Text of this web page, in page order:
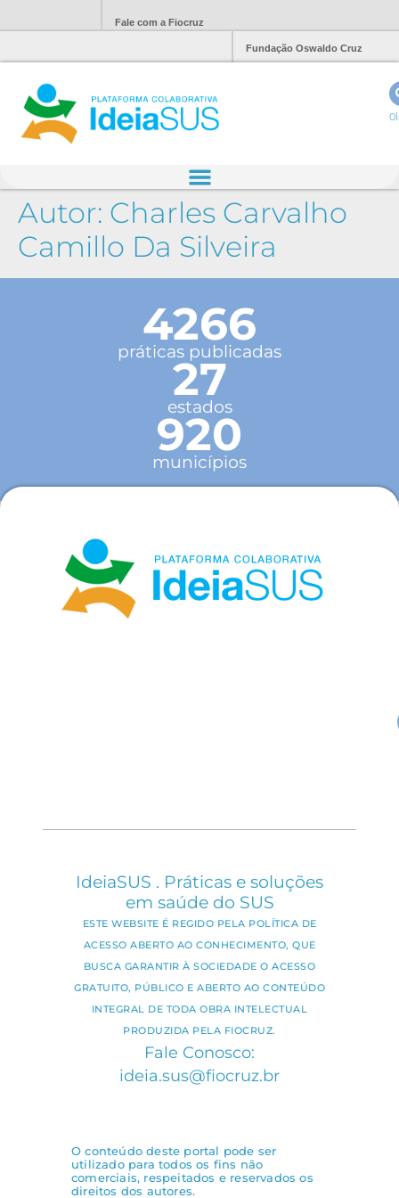
Fale com a Fiocruz
Fundação Oswaldo Cruz
Autor: Charles Carvalho
Camillo Da Silveira
4266
práticas publicadas
27
estados
920
municípios
IdeiaSUS . Práticas e soluções
em saúde do SUS
ESTE WEBSITE É REGIDO PELA POLÍTICA DE
ACESSO ABERTO AO CONHECIMENTO, QUE
BUSCA GARANTIR À SOCIEDADE O ACESSO
GRATUITO, PÚBLICO E ABERTO AO CONTEÚDO
INTEGRAL DE TODA OBRA INTELECTUAL
PRODUZIDA PELA FIOCRUZ.
Fale Conosco:
ideia.sus@fiocruz.br
O conteúdo deste portal pode ser
utilizado para todos os fins não
comerciais, respeitados e reservados os
direitos dos autores.